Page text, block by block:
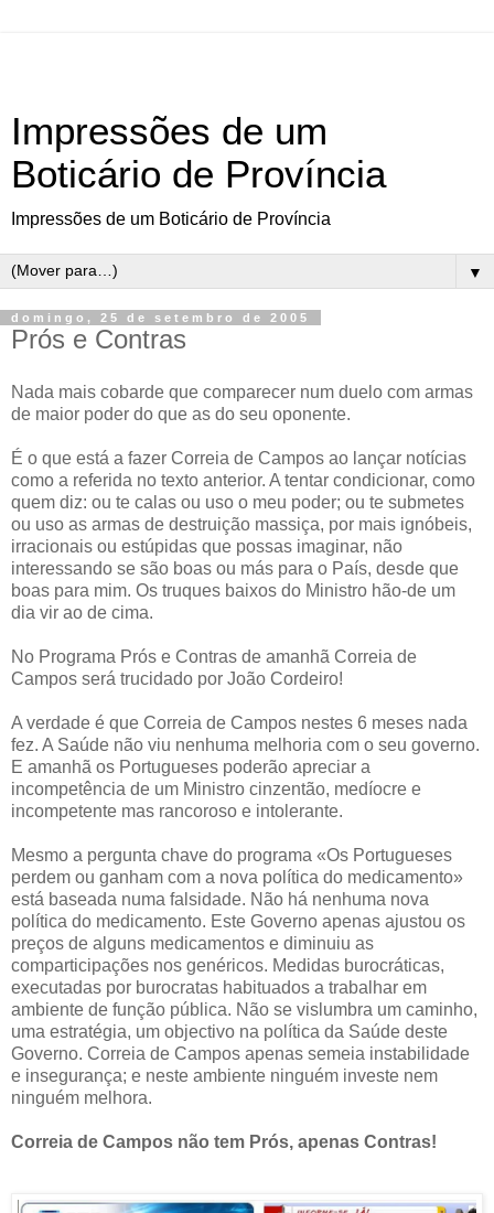
Impressões de um
Boticário de Província
Impressões de um Boticário de Província
▼
domingo, 25 de setembro de 2005
Prós e Contras
Nada mais cobarde que comparecer num duelo com armas
de maior poder do que as do seu oponente.
É o que está a fazer Correia de Campos ao lançar notícias
como a referida no texto anterior. A tentar condicionar, como
quem diz: ou te calas ou uso o meu poder; ou te submetes
ou uso as armas de destruição massiça, por mais ignóbeis,
irracionais ou estúpidas que possas imaginar, não
interessando se são boas ou más para o País, desde que
boas para mim. Os truques baixos do Ministro hão-de um
dia vir ao de cima.
No Programa Prós e Contras de amanhã Correia de
Campos será trucidado por João Cordeiro!
A verdade é que Correia de Campos nestes 6 meses nada
fez. A Saúde não viu nenhuma melhoria com o seu governo.
E amanhã os Portugueses poderão apreciar a
incompetência de um Ministro cinzentão, medíocre e
incompetente mas rancoroso e intolerante.
Mesmo a pergunta chave do programa «Os Portugueses
perdem ou ganham com a nova política do medicamento»
está baseada numa falsidade. Não há nenhuma nova
política do medicamento. Este Governo apenas ajustou os
preços de alguns medicamentos e diminuiu as
comparticipações nos genéricos. Medidas burocráticas,
executadas por burocratas habituados a trabalhar em
ambiente de função pública. Não se vislumbra um caminho,
uma estratégia, um objectivo na política da Saúde deste
Governo. Correia de Campos apenas semeia instabilidade
e insegurança; e neste ambiente ninguém investe nem
ninguém melhora.
Correia de Campos não tem Prós, apenas Contras!